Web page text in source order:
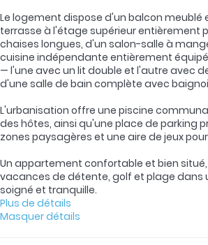
Le logement dispose d'un balcon meublé
terrasse à l'étage supérieur entièrement
chaises longues, d'un salon-salle à
cuisine indépendante entièrement
— l'une avec un lit double et l'autre avec
d'une salle de bain complète avec
L'urbanisation offre une piscine
des hôtes, ainsi qu'une place de parking
zones paysagères et une aire de jeux
Un appartement confortable et bien
vacances de détente, golf et plage dans
soigné et tranquille.
Plus de détails
Masquer détails